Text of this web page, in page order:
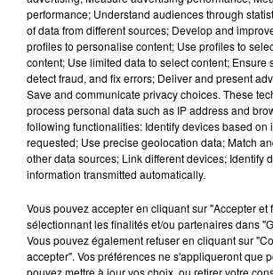
Takieddine.
L’inauguration mardi soir du nouveau
permanent du Musée national de
l’Immigration. Radio Orient était sur
dans votre journal avec le ministre des
l'Autonomie et des Personnes
Christophe Combe.et avec l’ancien
Le bilan s’est alourdi après un drame de
clandestine dans le Sud Ouest de la
performance; Understand audiences through
of data from different sources; Develop and
profiles to personalise content; Use profiles to
content; Use limited data to select content; Ensure
detect fraud, and fix errors; Deliver and present
Save and communicate privacy choices. These
process personal data such as IP address and
following functionalities: Identify devices based on
requested; Use precise geolocation data; Match
other data sources; Link different devices; Identify
information transmitted automatically.
Vous pouvez accepter en cliquant sur "Accepter et
sélectionnant les finalités et/ou partenaires dans
Vous pouvez également refuser en cliquant sur
accepter". Vos préférences ne s'appliqueront que
pouvez mettre à jour vos choix, ou retirer votre